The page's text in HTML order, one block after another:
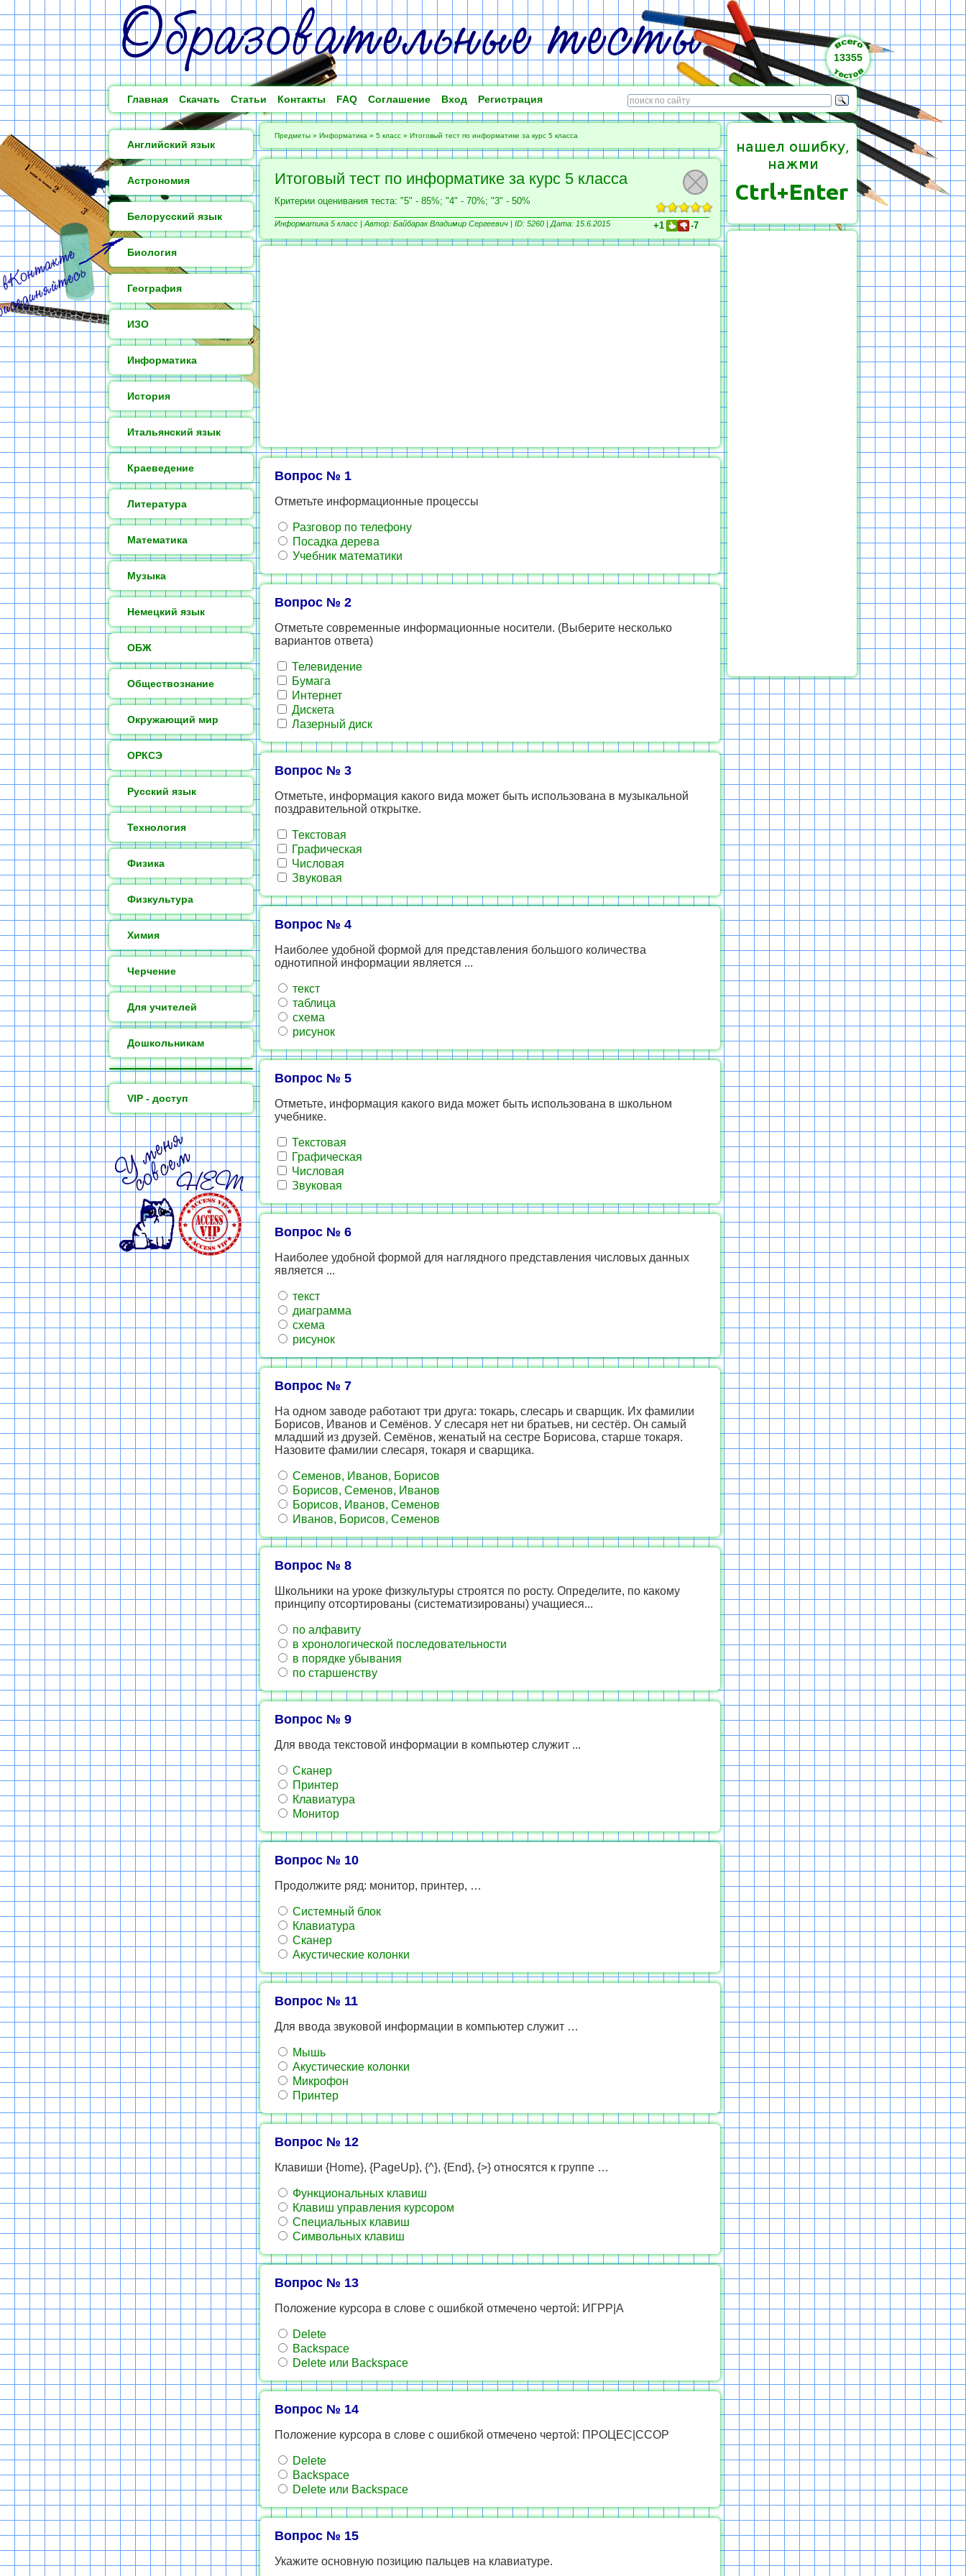
13355
Главная Скачать Статьи Контакты FAQ Соглашение Вход Регистрация
Английский язык
Астрономия
Белорусский язык
Биология
География
ИЗО
Информатика
История
Итальянский язык
Краеведение
Литература
Математика
Музыка
Немецкий язык
ОБЖ
Обществознание
Окружающий мир
ОРКСЭ
Русский язык
Технология
Физика
Физкультура
Химия
Черчение
Для учителей
Дошкольникам
VIP - доступ
Предметы » Информатика » 5 класс » Итоговый тест по информатике за курс 5 класса
Итоговый тест по информатике за курс 5 класса
Критерии оценивания теста: "5" - 85%; "4" - 70%; "3" - 50%
Информатика 5 класс | Автор: Байбарак Владимир Сергеевич | ID: 5260 | Дата: 15.6.2015 +1 -7
Вопрос № 1
Отметьте информационные процессы
Разговор по телефону
Посадка дерева
Учебник математики
Вопрос № 2
Отметьте современные информационные носители. (Выберите несколько
вариантов ответа)
Телевидение
Бумага
Интернет
Дискета
Лазерный диск
Вопрос № 3
Отметьте, информация какого вида может быть использована в музыкальной
поздравительной открытке.
Текстовая
Графическая
Числовая
Звуковая
Вопрос № 4
Наиболее удобной формой для представления большого количества
однотипной информации является ...
текст
таблица
схема
рисунок
Вопрос № 5
Отметьте, информация какого вида может быть использована в школьном
учебнике.
Текстовая
Графическая
Числовая
Звуковая
Вопрос № 6
Наиболее удобной формой для наглядного представления числовых данных
является ...
текст
диаграмма
схема
рисунок
Вопрос № 7
На одном заводе работают три друга: токарь, слесарь и сварщик. Их фамилии
Борисов, Иванов и Семёнов. У слесаря нет ни братьев, ни сестёр. Он самый
младший из друзей. Семёнов, женатый на сестре Борисова, старше токаря.
Назовите фамилии слесаря, токаря и сварщика.
Семенов, Иванов, Борисов
Борисов, Семенов, Иванов
Борисов, Иванов, Семенов
Иванов, Борисов, Семенов
Вопрос № 8
Школьники на уроке физкультуры строятся по росту. Определите, по какому
принципу отсортированы (систематизированы) учащиеся...
по алфавиту
в хронологической последовательности
в порядке убывания
по старшенству
Вопрос № 9
Для ввода текстовой информации в компьютер служит ...
Сканер
Принтер
Клавиатура
Монитор
Вопрос № 10
Продолжите ряд: монитор, принтер, …
Системный блок
Клавиатура
Сканер
Акустические колонки
Вопрос № 11
Для ввода звуковой информации в компьютер служит …
Мышь
Акустические колонки
Микрофон
Принтер
Вопрос № 12
Клавиши {Home}, {PageUp}, {^}, {End}, {>} относятся к группе …
Функциональных клавиш
Клавиш управления курсором
Специальных клавиш
Символьных клавиш
Вопрос № 13
Положение курсора в слове с ошибкой отмечено чертой: ИГРР|А
Delete
Backspace
Delete или Backspace
Вопрос № 14
Положение курсора в слове с ошибкой отмечено чертой: ПРОЦЕС|ССОР
Delete
Backspace
Delete или Backspace
Вопрос № 15
Укажите основную позицию пальцев на клавиатуре.